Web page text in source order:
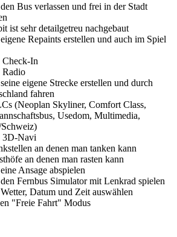
Bus verlassen und frei in der Stadt
ist sehr detailgetreu nachgebaut
Repaints erstellen und auch im Spiel
Check-In
Radio
eigene Strecke erstellen und durch
fahren
(Neoplan Skyliner, Comfort Class,
Usedom, Multimedia,
3D-Navi
an denen man tanken kann
an denen man rasten kann
Ansage abspielen
Fernbus Simulator mit Lenkrad spielen
Datum und Zeit auswählen
"Freie Fahrt" Modus